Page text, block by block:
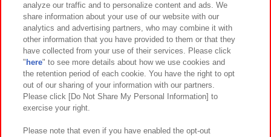
イベント・キャンペーン
関連会社 サステナビリティ サイトポリシー
プライバシーポリシー ウェブアクセシビリティ方針と検証結果
お取引先さまとともに
カスタマーハラスメント対応方針 よくあるご質問・お問い合わせ
analyze our traffic and to personalize content and ads. We
share information about your use of our website with our
analytics and advertising partners, who may combine it with
other information that you have provided to them or that they
have collected from your use of their services. Please click
" here" to see more details about how we use cookies and
the retention period of each cookie. You have the right to opt
out of our sharing of your information with our partners.
Please click [Do Not Share My Personal Information] to
exercise your right.
Please note that even if you have enabled the opt-out